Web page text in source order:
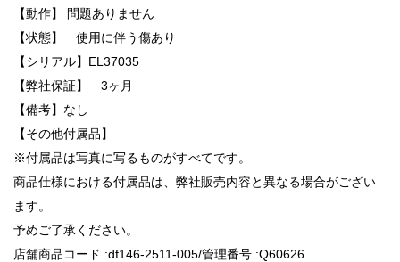
【動作】 問題ありません
【状態】 使用に伴う傷あり
【シリアル】EL37035
【弊社保証】 3ヶ月
【備考】なし
【その他付属品】
※付属品は写真に写るものがすべてです。
商品仕様における付属品は、弊社販売内容と異なる場合がござい
ます。
予めご了承ください。
店舗商品コード :df146-2511-005/管理番号 :Q60626